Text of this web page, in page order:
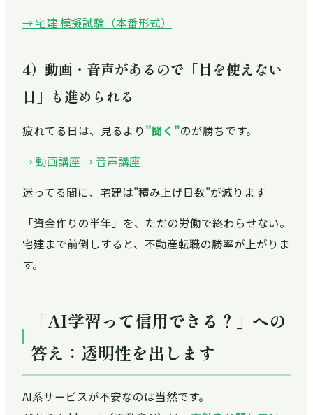
→ 宅建 模擬試験（本番形式）
4）動画・音声があるので「目を使えない
日」も進められる
疲れてる日は、見るより"聞く"のが勝ちです。
→ 動画講座→ 音声講座
迷ってる間に、宅建は"積み上げ日数"が減ります
「資金作りの半年」を、ただの労働で終わらせない。
宅建まで前倒しすると、不動産転職の勝率が上がりま
す。
「AI学習って信用できる？」への
答え：透明性を出します
AI系サービスが不安なのは当然です。